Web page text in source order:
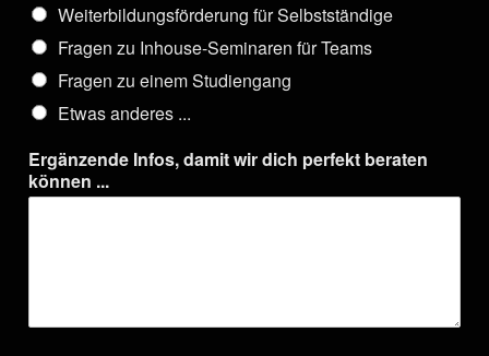
Weiterbildungsförderung für Selbstständige
Fragen zu Inhouse-Seminaren für Teams
Fragen zu einem Studiengang
Etwas anderes ...
Ergänzende Infos, damit wir dich perfekt beraten
können ...